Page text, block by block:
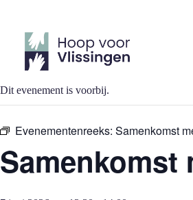
inhoud
« Alle Evenementen
Dit evenement is voorbij.
Evenementenreeks: Samenkomst
Samenkomst